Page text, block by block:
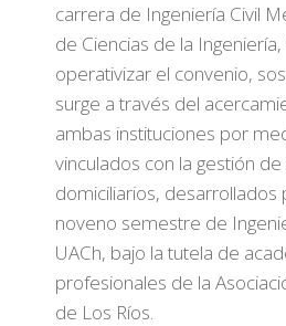
carrera de Ingeniería Civil
de Ciencias de la
operativizar el convenio,
surge a través del
ambas instituciones por
vinculados con la gestión
domiciliarios,
noveno semestre de
UACh, bajo la tutela de
profesionales de la
de Los Ríos.